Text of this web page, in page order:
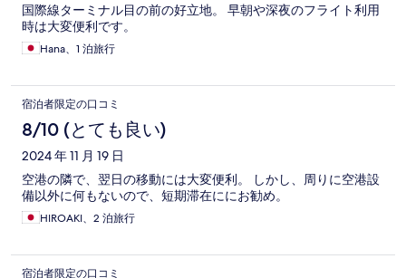
国際線ターミナル目の前の好立地。 早朝や深夜のフライト利用
時は大変便利です。
Hana、1 泊旅行
宿泊者限定の口コミ
8/10 (とても良い)
2024 年 11 月 19 日
空港の隣で、翌日の移動には大変便利。 しかし、周りに空港設
備以外に何もないので、短期滞在ににお勧め。
HIROAKI、2 泊旅行
宿泊者限定の口コミ